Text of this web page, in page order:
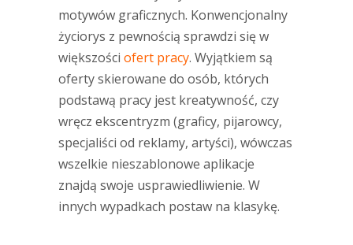
motywów graficznych. Konwencjonalny
życiorys z pewnością sprawdzi się w
większości ofert pracy. Wyjątkiem są
oferty skierowane do osób, których
podstawą pracy jest kreatywność, czy
wręcz ekscentryzm (graficy, pijarowcy,
specjaliści od reklamy, artyści), wówczas
wszelkie nieszablonowe aplikacje
znajdą swoje usprawiedliwienie. W
innych wypadkach postaw na klasykę.